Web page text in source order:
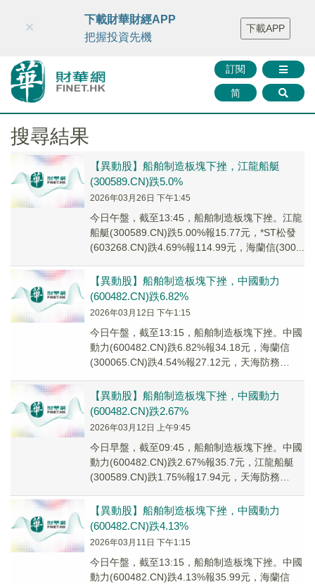
財華智庫網 FINTV FINMETA 財華證券 媒體矩陣
智庫沙龍
聯絡我們
訂閱
简
×
下載財華財經APP
把握投資先機
下載APP
搜尋結果
【異動股】船舶制造板塊下挫，江龍船艇
(300589.CN)跌5.0%
2026年03月26日 下午1:45
今日午盤，截至13:45，船舶制造板塊下挫。江龍
船艇(300589.CN)跌5.00%報15.77元，*ST松發
(603268.CN)跌4.69%報114.99元，海蘭信(300...
【異動股】船舶制造板塊下挫，中國動力
(600482.CN)跌6.82%
2026年03月12日 下午1:15
今日午盤，截至13:15，船舶制造板塊下挫。中國
動力(600482.CN)跌6.82%報34.18元，海蘭信
(300065.CN)跌4.54%報27.12元，天海防務
【異動股】船舶制造板塊下挫，中國動力
(600482.CN)跌2.67%
2026年03月12日 上午9:45
今日早盤，截至09:45，船舶制造板塊下挫。中國
動力(600482.CN)跌2.67%報35.7元，江龍船艇
(300589.CN)跌1.75%報17.94元，天海防務
【異動股】船舶制造板塊下挫，中國動力
(600482.CN)跌4.13%
2026年03月11日 下午1:15
今日午盤，截至13:15，船舶制造板塊下挫。中國
動力(600482.CN)跌4.13%報35.99元，海蘭信